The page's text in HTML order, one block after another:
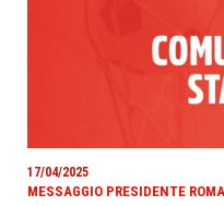
17/04/2025
MESSAGGIO PRESIDENTE